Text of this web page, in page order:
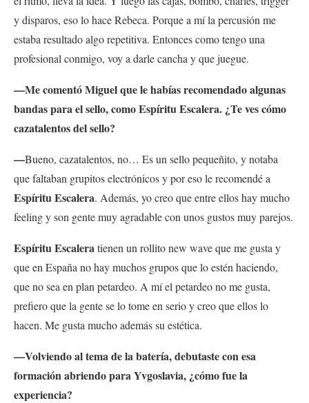
y disparos, eso lo hace Rebeca. Porque a mí la percusión me
estaba resultado algo repetitiva. Entonces como tengo una
profesional conmigo, voy a darle cancha y que juegue.
—Me comentó Miguel que le habías recomendado algunas
bandas para el sello, como Espíritu Escalera. ¿Te ves cómo
cazatalentos del sello?
—Bueno, cazatalentos, no… Es un sello pequeñito, y notaba
que faltaban grupitos electrónicos y por eso le recomendé a
Espíritu Escalera. Además, yo creo que entre ellos hay mucho
feeling y son gente muy agradable con unos gustos muy parejos.
Espíritu Escaleratienen un rollito new wave que me gusta y
que en España no hay muchos grupos que lo estén haciendo,
que no sea en plan petardeo. A mí el petardeo no me gusta,
prefiero que la gente se lo tome en serio y creo que ellos lo
hacen. Me gusta mucho además su estética.
—Volviendo al tema de la batería, debutaste con esa
formación abriendo para Yvgoslavia, ¿cómo fue la
experiencia?